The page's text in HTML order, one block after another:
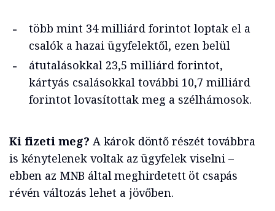
több mint 34 milliárd forintot loptak el a
csalók a hazai ügyfelektől, ezen belül
átutalásokkal 23,5 milliárd forintot,
kártyás csalásokkal további 10,7 milliárd
forintot lovasítottak meg a szélhámosok.
Ki fizeti meg? A károk döntő részét továbbra
is kénytelenek voltak az ügyfelek viselni –
ebben az MNB által meghirdetett öt csapás
révén változás lehet a jövőben.